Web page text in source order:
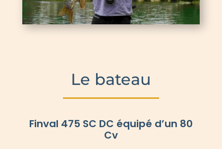
Le bateau
Finval 475 SC DC équipé d’un 80
Cv